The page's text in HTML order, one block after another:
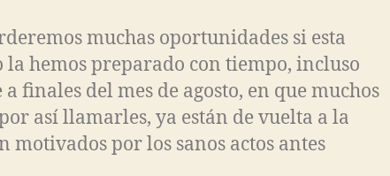
muchas oportunidades si esta
hemos preparado con tiempo, incluso
finales del mes de agosto, en que muchos
así llamarles, ya están de vuelta a la
motivados por los sanos actos antes